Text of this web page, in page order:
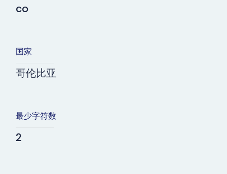
co
国家
哥伦比亚
最少字符数
2